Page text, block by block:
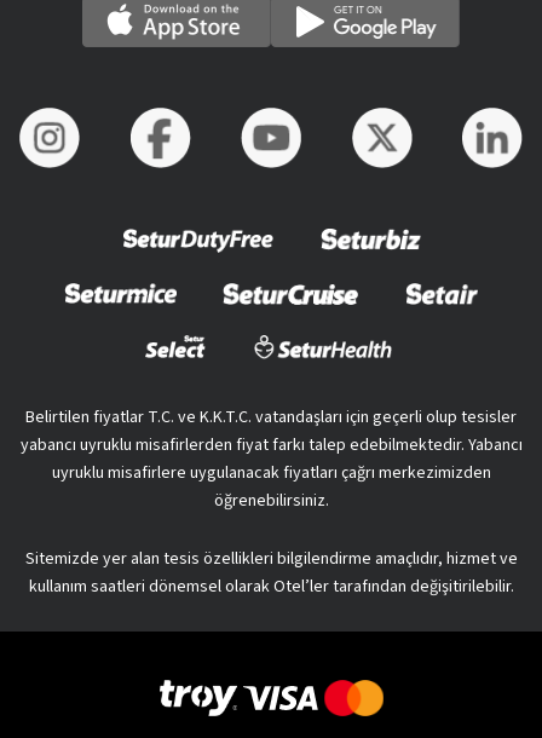
Belirtilen fiyatlar T.C. ve K.K.T.C. vatandaşları için geçerli olup tesisler
yabancı uyruklu misafirlerden fiyat farkı talep edebilmektedir. Yabancı
uyruklu misafirlere uygulanacak fiyatları çağrı merkezimizden
öğrenebilirsiniz.
Sitemizde yer alan tesis özellikleri bilgilendirme amaçlıdır, hizmet ve
kullanım saatleri dönemsel olarak Otel’ler tarafından değişitirilebilir.